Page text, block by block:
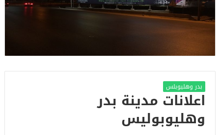
بدر وهليوبلس
اعلانات مدينة بدر
وهليوبوليس